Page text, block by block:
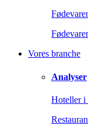
Vores branche
Analyser
Hoteller i